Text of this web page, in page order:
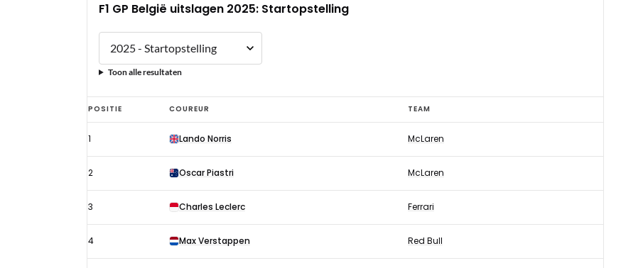
F1 GP België uitslagen 2025: Startopstelling
Toon alle resultaten
F1
GP
België
uitslagen
Startopstelling
POSITIE COUREUR TEAM
1 Lando Norris McLaren
2 Oscar Piastri McLaren
3 Charles Leclerc Ferrari
4 Max Verstappen Red Bull